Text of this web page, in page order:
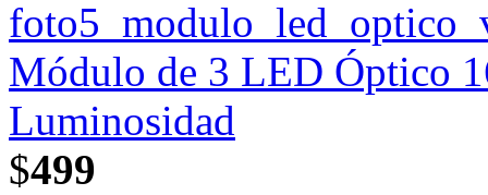
Módulo de 3 LED Óptico
Luminosidad
$499